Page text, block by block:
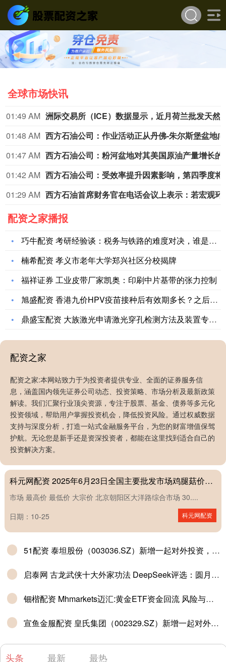
全球市场快讯
01:49 AM
01:48 AM
01:47 AM
01:42 AM
01:29 AM
配资之家播报
巧牛配资 考研经验谈：税务与铁路的难度对决，谁是更强选择？
楠希配资 孝义市老年大学郑兴社区分校揭牌
福祥证券 工业皮带厂家凯奥：印刷中片基带的张力控制
旭盛配资 香港九价HPV疫苗接种后有效期多长？之后还需补打吗
鼎盛宝配资 大族激光申请激光穿孔检测方法及装置专利, 判断孔
配资之家
配资之家:本网站致力于为投资者提供专业、全面的证券服务信
息，涵盖国内领先证券公司动态、投资策略、市场分析及最新政策
解读。我们汇聚行业顶尖资源，专注于股票、基金、债券等多元化
投资领域，帮助用户掌握投资机会，降低投资风险。通过权威数据
支持与深度分析，打造一站式金融服务平台，为您的财富增值保驾
护航。无论您是新手还是资深投资者，都能在这里找到适合自己的
投资解决方案。
老虎配资 【企业动态】拓日新能新增1件判决结果，涉及买
卖合同纠纷
科元网配资 2025年6月23日全国主要批发市场鸡腿菇价格行情
市场 最高价 最低价 大宗价 北京朝阳区大洋路综合市场 30....
日期：10-25
科元网配资
51配资 泰坦股份（003036.SZ）新增一起对外投资，被投资公司为浙江寰润新材料有限公司
启泰网 古龙武侠十大外家功法 DeepSeek评选：圆月弯刀斩获第二，榜首无敌
钿楷配资 Mhmarkets迈汇:黄金ETF资金回流 风险与预期交织
宣鱼金服配资 皇氏集团（002329.SZ）新增一起对外投资，被投资公司为皇氏（广西）数字科技有限公司
头条 最新 最热